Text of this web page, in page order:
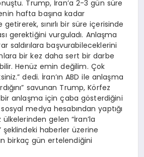
Trump, İran’a 2-3 gün süre
hafta başına kadar
sınırlı bir süre içerisinde
gerektiğini vurguladı. Anlaşma
saldırılara başvurabileceklerini
bir kez daha sert bir darbe
Henüz emin değilim. Çok
dedi. İran’ın ABD ile anlaşma
savunan Trump, Körfez
bir anlaşma için çaba gösterdiğini
medya hesabından yaptığı
gelen “İran’la
şeklindeki haberler üzerine
birkaç gün ertelendiğini